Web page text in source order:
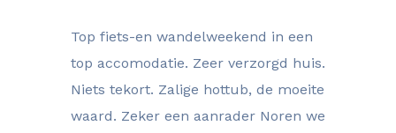
Top fiets-en wandelweekend in een
top accomodatie. Zeer verzorgd huis.
Niets tekort. Zalige hottub, de moeite
waard. Zeker een aanrader Noren we